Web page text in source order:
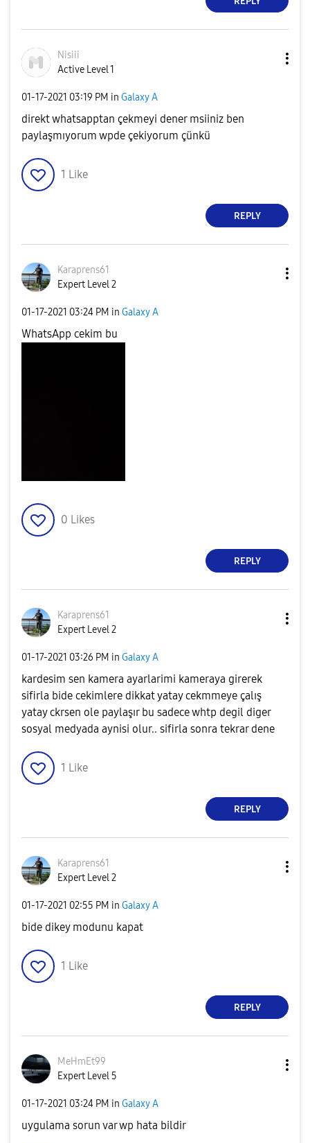
Nisiii
Active Level 1
‎01-17-2021 03:19 PM in Galaxy A
direkt whatsapptan çekmeyi dener msiiniz ben
paylaşmıyorum wpde çekiyorum çünkü
1 Like
REPLY
Karaprens61
Expert Level 2
‎01-17-2021 03:24 PM in Galaxy A
WhatsApp cekim bu
0 Likes
REPLY
Karaprens61
Expert Level 2
‎01-17-2021 03:26 PM in Galaxy A
kardesim sen kamera ayarlarimi kameraya girerek
sifirla bide cekimlere dikkat yatay cekmmeye çalış
yatay ckrsen ole paylaşır bu sadece whtp degil diger
sosyal medyada aynisi olur.. sifirla sonra tekrar dene
1 Like
REPLY
Karaprens61
Expert Level 2
‎01-17-2021 02:55 PM in Galaxy A
bide dikey modunu kapat
1 Like
REPLY
MeHmEt99
Expert Level 5
‎01-17-2021 03:24 PM in Galaxy A
uygulama sorun var wp hata bildir